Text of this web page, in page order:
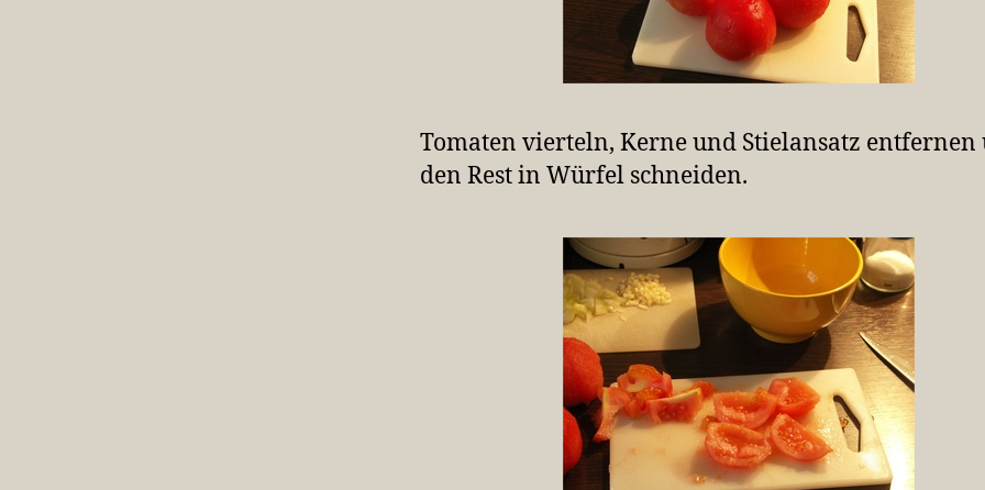
Tomaten vierteln, Kerne und Stielansatz entfernen
den Rest in Würfel schneiden.